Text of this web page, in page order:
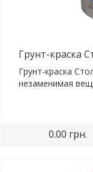
Грунт-краска
Грунт-краска
незаменимая
0.00 грн.